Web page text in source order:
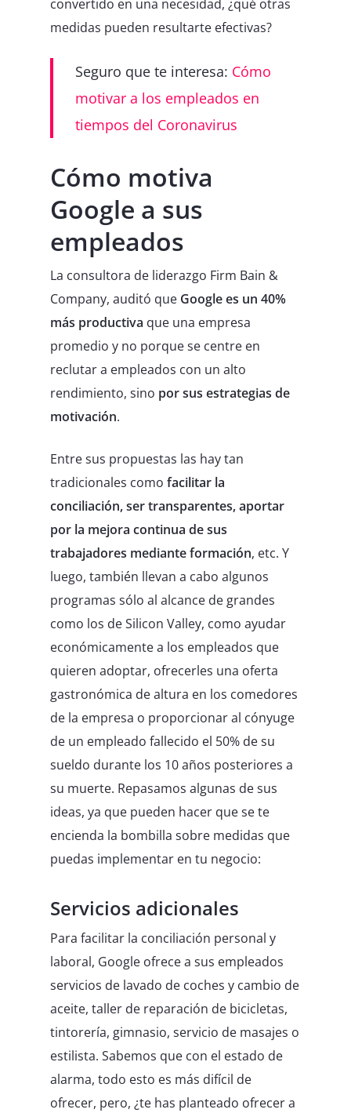
convertido en una necesidad, ¿qué otras
medidas pueden resultarte efectivas?
Seguro que te interesa: Cómo
motivar a los empleados en
tiempos del Coronavirus
Cómo motiva
Google a sus
empleados
La consultora de liderazgo Firm Bain &
Company, auditó que Google es un 40%
más productiva que una empresa
promedio y no porque se centre en
reclutar a empleados con un alto
rendimiento, sino por sus estrategias de
motivación.
Entre sus propuestas las hay tan
tradicionales comofacilitar la
conciliación, ser transparentes, aportar
por la mejora continua de sus
trabajadores mediante formación, etc. Y
luego, también llevan a cabo algunos
programas sólo al alcance de grandes
como los de Silicon Valley, como ayudar
económicamente a los empleados que
quieren adoptar, ofrecerles una oferta
gastronómica de altura en los comedores
de la empresa o proporcionar al cónyuge
de un empleado fallecido el 50% de su
sueldo durante los 10 años posteriores a
su muerte. Repasamos algunas de sus
ideas, ya que pueden hacer que se te
encienda la bombilla sobre medidas que
puedas implementar en tu negocio:
Servicios adicionales
Para facilitar la conciliación personal y
laboral, Google ofrece a sus empleados
servicios de lavado de coches y cambio de
aceite, taller de reparación de bicicletas,
tintorería, gimnasio, servicio de masajes o
estilista. Sabemos que con el estado de
alarma, todo esto es más difícil de
ofrecer, pero, ¿te has planteado ofrecer a